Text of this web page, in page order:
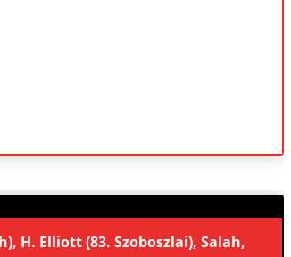
H. Elliott (83. Szoboszlai), Salah,